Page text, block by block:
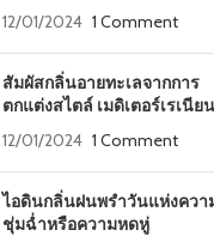
12/01/2024 1 Comment
สัมผัสกลิ่นอายทะเลจากการ
ตกแต่งสไตล์ เมดิเตอร์เรเนียน
12/01/2024 1 Comment
ไอดินกลิ่นฝนพรำวันแห่งควา
ชุ่มฉ่ำหรือความหดหู่